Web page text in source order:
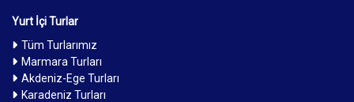
Yurt İçi Turlar
Tüm Turlarımız
Marmara Turları
Akdeniz-Ege Turları
Karadeniz Turları